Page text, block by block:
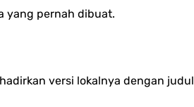
yang pernah dibuat.
versi lokalnya dengan judul